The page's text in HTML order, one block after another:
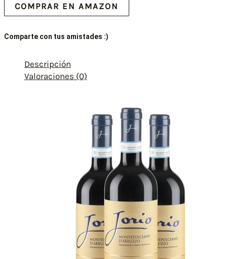
COMPRAR EN AMAZON
Comparte con tus amistades :)
Descripción
Valoraciones (0)